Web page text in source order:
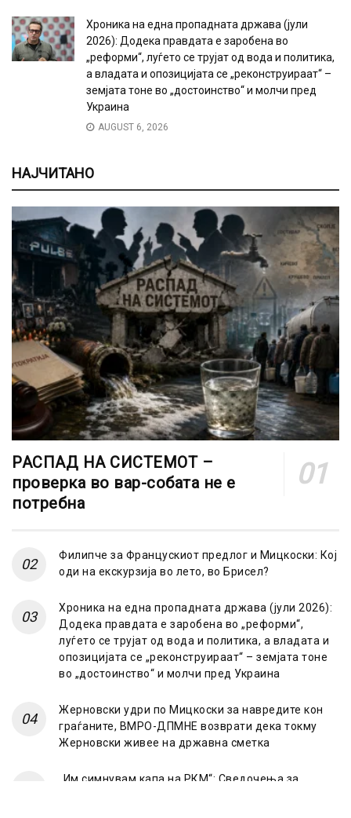
Хроника на една пропадната држава (јули
2026): Додека правдата е заробена во
„реформи“, луѓето се трујат од вода и политика,
а владата и опозицијата се „реконструираат“ –
земјата тоне во „достоинство“ и молчи пред
Украина
AUGUST 6, 2026
НАЈЧИТАНО
РАСПАД НА СИСТЕМОТ –
проверка во вар-собата не е
потребна
Филипче за Францускиот предлог и Мицкоски: Кој
оди на екскурзија во лето, во Брисел?
Хроника на една пропадната држава (јули 2026):
Додека правдата е заробена во „реформи“,
луѓето се трујат од вода и политика, а владата и
опозицијата се „реконструираат“ – земјата тоне
во „достоинство“ и молчи пред Украина
Жерновски удри по Мицкоски за навредите кон
граѓаните, ВМРО-ДПМНЕ возврати дека токму
Жерновски живее на државна сметка
„Им симнувам капа на РКМ“: Сведочења за